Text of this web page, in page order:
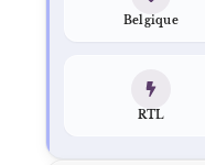
Belgique
RTL